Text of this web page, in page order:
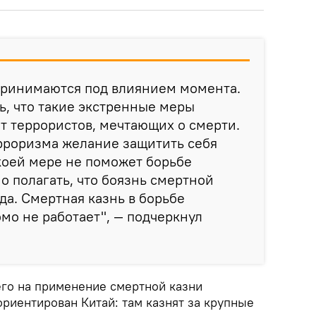
под влиянием момента.
что такие экстренные меры
террористов, мечтающих о смерти.
желание защитить себя
мере не поможет борьбе
полагать, что боязнь смертной
Смертная казнь в борьбе
не работает", — подчеркнул
на применение смертной казни
Китай: там казнят за крупные